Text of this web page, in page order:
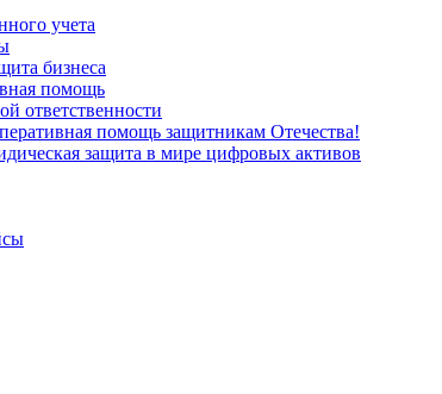
учета
бизнеса
помощь
ответственности
помощь защитникам Отечества!
защита в мире цифровых активов